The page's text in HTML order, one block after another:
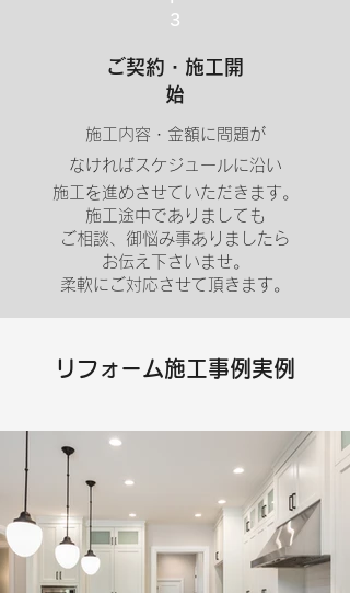
​3
​ご契約・施工開
始
施工内容・金額に問題が
なければスケジュールに沿い
施工を進めさせていただきます。
施工途中でありましても
ご相談、御悩み事ありましたら
お伝え下さいませ。
​柔軟にご対応させて頂きます。
リフォーム施工事例 実例